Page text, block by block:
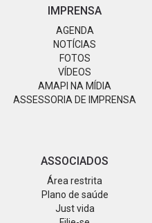
IMPRENSA
AGENDA
NOTÍCIAS
FOTOS
VÍDEOS
AMAPI NA MÍDIA
ASSESSORIA DE IMPRENSA
ASSOCIADOS
Área restrita
Plano de saúde
Just vida